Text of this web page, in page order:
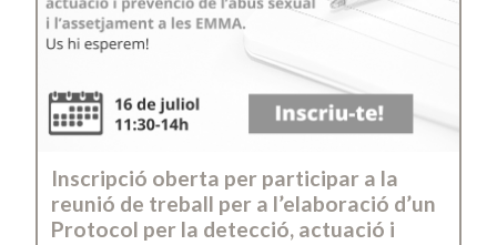
Inscripció oberta per participar a la
reunió de treball per a l’elaboració d’un
Protocol per la detecció, actuació i